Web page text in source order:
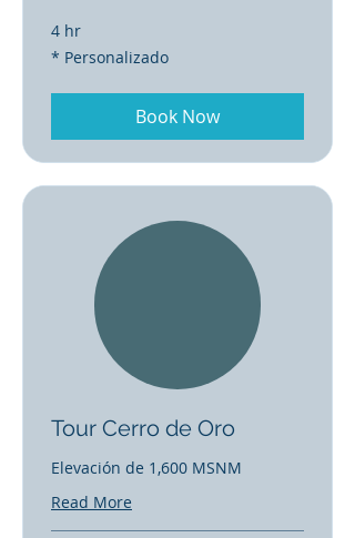
4 hr
*
Personalizado
* Personalizado
Book Now
Tour Cerro de Oro
Elevación de 1,600 MSNM
Read More